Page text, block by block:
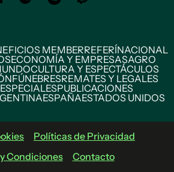
MEMBERREFERÍNACIONAL
ECONOMÍA Y EMPRESASAGRO
CULTURA Y ESPECTÁCULOS
FÚNEBRESREMATES Y LEGALES
PUBLICACIONES
ESPAÑAESTADOS UNIDOS
Políticas de Privacidad
Condiciones
Contacto